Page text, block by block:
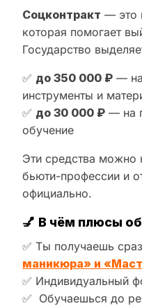
Соцконтракт — это
которая помогает
Государство
✅ до 350 000 ₽ —
инструменты и
✅ до 30 000 ₽ — на
обучение
Эти средства можно
бьюти-профессии и
официально.
💅 В чём плюсы
✅ Ты получаешь
маникюра» и
✅ Индивидуальный
✅ Обучаешься до